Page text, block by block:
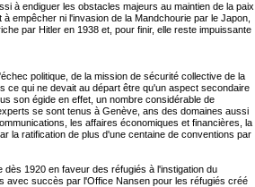
à endiguer les obstacles majeurs au maintien de la paix
empêcher ni l'invasion de la Mandchourie par le Japon,
par Hitler en 1938 et, pour finir, elle reste impuissante
politique, de la mission de sécurité collective de la
ce qui ne devait au départ être qu'un aspect secondaire
son égide en effet, un nombre considérable de
se sont tenus à Genève, ans des domaines aussi
les affaires économiques et financières, la
la ratification de plus d'une centaine de conventions par
1920 en faveur des réfugiés à l'instigation du
avec succès par l'Office Nansen pour les réfugiés créé